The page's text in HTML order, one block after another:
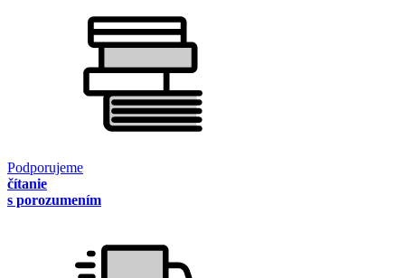
Podporujeme
čítanie
s porozumením